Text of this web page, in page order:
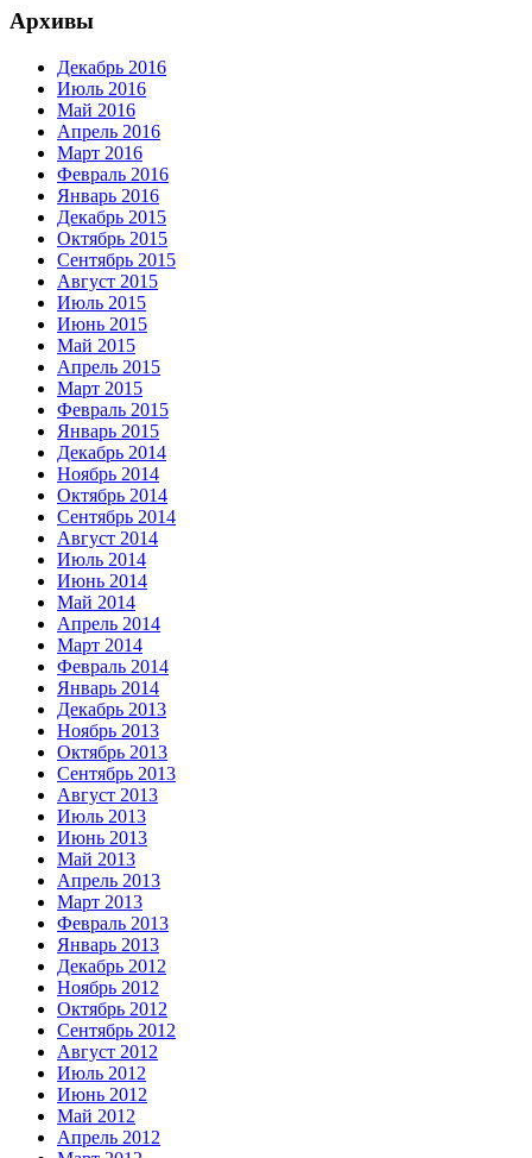
Архивы
Декабрь 2016
Июль 2016
Май 2016
Апрель 2016
Март 2016
Февраль 2016
Январь 2016
Декабрь 2015
Октябрь 2015
Сентябрь 2015
Август 2015
Июль 2015
Июнь 2015
Май 2015
Апрель 2015
Март 2015
Февраль 2015
Январь 2015
Декабрь 2014
Ноябрь 2014
Октябрь 2014
Сентябрь 2014
Август 2014
Июль 2014
Июнь 2014
Май 2014
Апрель 2014
Март 2014
Февраль 2014
Январь 2014
Декабрь 2013
Ноябрь 2013
Октябрь 2013
Сентябрь 2013
Август 2013
Июль 2013
Июнь 2013
Май 2013
Апрель 2013
Март 2013
Февраль 2013
Январь 2013
Декабрь 2012
Ноябрь 2012
Октябрь 2012
Сентябрь 2012
Август 2012
Июль 2012
Июнь 2012
Май 2012
Апрель 2012